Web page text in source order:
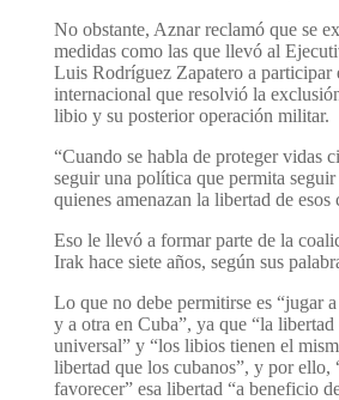
No obstante, Aznar reclamó que se
medidas como las que llevó al
Luis Rodríguez Zapatero a participar
internacional que resolvió la
libio y su posterior operación militar.
“Cuando se habla de proteger vidas
seguir una política que permita seguir
quienes amenazan la libertad de
Eso le llevó a formar parte de la
Irak hace siete años, según sus
Lo que no debe permitirse es “jugar
y a otra en Cuba”, ya que “la libertad
universal” y “los libios tienen el
libertad que los cubanos”, y por ello,
favorecer” esa libertad “a beneficio